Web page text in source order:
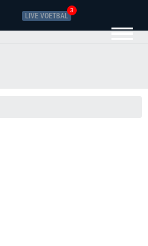
LIVE VOETBAL
3